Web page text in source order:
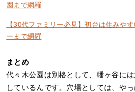
園まで網羅
【30代ファミリー必見】初台は住みや
ーまで網羅
まとめ
代々木公園は別格として、幡ヶ谷に
しているんです。穴場としては、や